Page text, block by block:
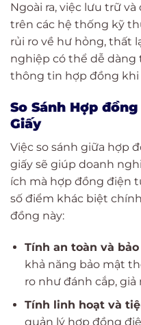
Ngoài ra, việc lưu trữ
trên các hệ thống kỹ
rủi ro về hư hỏng, thất
nghiệp có thể dễ dàng
thông tin hợp đồng khi
So Sánh Hợp
Giấy
Việc so sánh giữa hợp
giấy sẽ giúp doanh
ích mà hợp đồng điện
số điểm khác biệt
đồng này:
Tính an toàn và
khả năng bảo mật
ro như đánh cắp,
Tính linh hoạt và
quản lý hợp đồng